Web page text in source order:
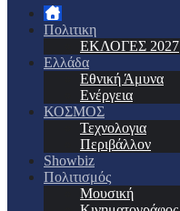
Πολιτικη
ΕΚΛΟΓΕΣ 2027
Ελλάδα
Εθνική Άμυνα
Ενέργεια
ΚΟΣΜΟΣ
Τεχνολογια
Περιβάλλον
Showbiz
Πολιτισμός
Μουσική